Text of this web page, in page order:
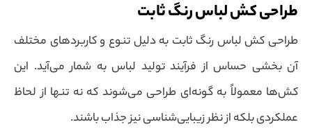
طراحی کش لباس رنگ ثابت
طراحی کش لباس رنگ ثابت به دلیل تنوع و کاربردهای مختلف
آن بخشی حساس از فرآیند تولید لباس به شمار می‌آید. این
کش‌ها معمولاً به گونه‌ای طراحی می‌شوند که نه تنها از لحاظ
عملکردی بلکه از نظر زیبایی‌شناسی نیز جذاب باشند.